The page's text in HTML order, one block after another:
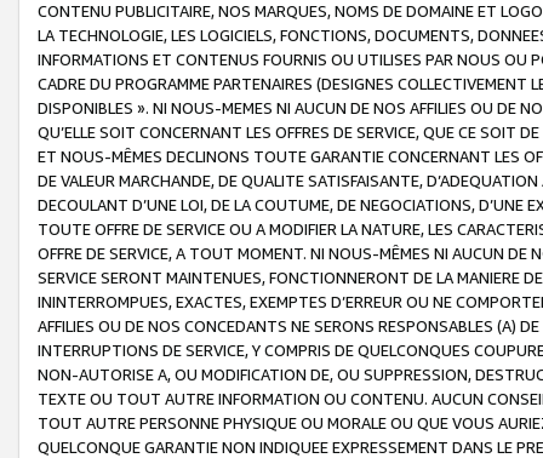
CONTENU PUBLICITAIRE, NOS MARQUES, NOMS DE DOMAINE ET
LA TECHNOLOGIE, LES LOGICIELS, FONCTIONS, DOCUMENTS,
INFORMATIONS ET CONTENUS FOURNIS OU UTILISES PAR NOUS OU
CADRE DU PROGRAMME PARTENAIRES (DESIGNES COLLECTIVEMENT
DISPONIBLES ». NI NOUS-MEMES NI AUCUN DE NOS AFFILIES OU DE
QU’ELLE SOIT CONCERNANT LES OFFRES DE SERVICE, QUE CE SOIT
ET NOUS-MÊMES DECLINONS TOUTE GARANTIE CONCERNANT LES
DE VALEUR MARCHANDE, DE QUALITE SATISFAISANTE,
DECOULANT D’UNE LOI, DE LA COUTUME, DE NEGOCIATIONS, D’UNE
TOUTE OFFRE DE SERVICE OU A MODIFIER LA NATURE, LES
OFFRE DE SERVICE, A TOUT MOMENT. NI NOUS-MÊMES NI AUCUN DE
SERVICE SERONT MAINTENUES, FONCTIONNERONT DE LA MANIERE
ININTERROMPUES, EXACTES, EXEMPTES D’ERREUR OU NE
AFFILIES OU DE NOS CONCEDANTS NE SERONS RESPONSABLES (A)
INTERRUPTIONS DE SERVICE, Y COMPRIS DE QUELCONQUES
NON-AUTORISE A, OU MODIFICATION DE, OU SUPPRESSION,
TEXTE OU TOUT AUTRE INFORMATION OU CONTENU. AUCUN
TOUT AUTRE PERSONNE PHYSIQUE OU MORALE OU QUE VOUS
QUELCONQUE GARANTIE NON INDIQUEE EXPRESSEMENT DANS LE